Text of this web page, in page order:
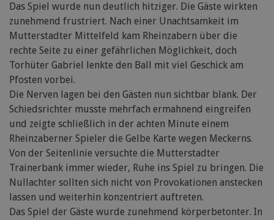
Das Spiel wurde nun deutlich hitziger. Die Gäste wirkten
zunehmend frustriert. Nach einer Unachtsamkeit im
Mutterstadter Mittelfeld kam Rheinzabern über die
rechte Seite zu einer gefährlichen Möglichkeit, doch
Torhüter Gabriel lenkte den Ball mit viel Geschick am
Pfosten vorbei.
Die Nerven lagen bei den Gästen nun sichtbar blank. Der
Schiedsrichter musste mehrfach ermahnend eingreifen
und zeigte schließlich in der achten Minute einem
Rheinzaberner Spieler die Gelbe Karte wegen Meckerns.
Von der Seitenlinie versuchte die Mutterstadter
Trainerbank immer wieder, Ruhe ins Spiel zu bringen. Die
Nullachter sollten sich nicht von Provokationen anstecken
lassen und weiterhin konzentriert auftreten.
Das Spiel der Gäste wurde zunehmend körperbetonter. In